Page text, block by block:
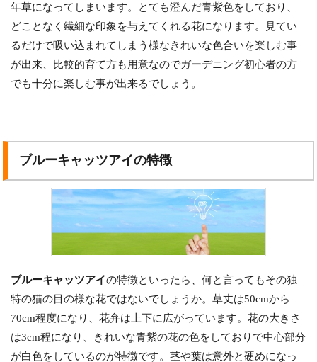
年草になってしまいます。とても澄んだ青紫色をしており、
どことなく繊細な印象を与えてくれる花になります。見てい
るだけで吸い込まれてしまう様なきれいな色合いを楽しむ事
が出来、比較的育て方も用意なのでガーデニング初心者の方
でも十分に楽しむ事が出来るでしょう。
ブルーキャッツアイの特徴
ブルーキャッツアイの特徴といったら、何と言ってもその独
特の猫の目の様な花ではないでしょうか。草丈は50cmから
70cm程度になり、花弁は上下に広がっています。花の大きさ
は3cm程になり、きれいな青紫の花の色をしておりで中心部分
が白色をしているのが特徴です。茎や葉は意外と硬めになっ